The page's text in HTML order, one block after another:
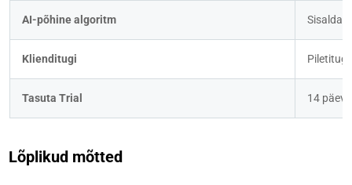
AI-põhine algoritm
Klienditugi
Tasuta Trial 14 päeva
Lõplikud mõtted